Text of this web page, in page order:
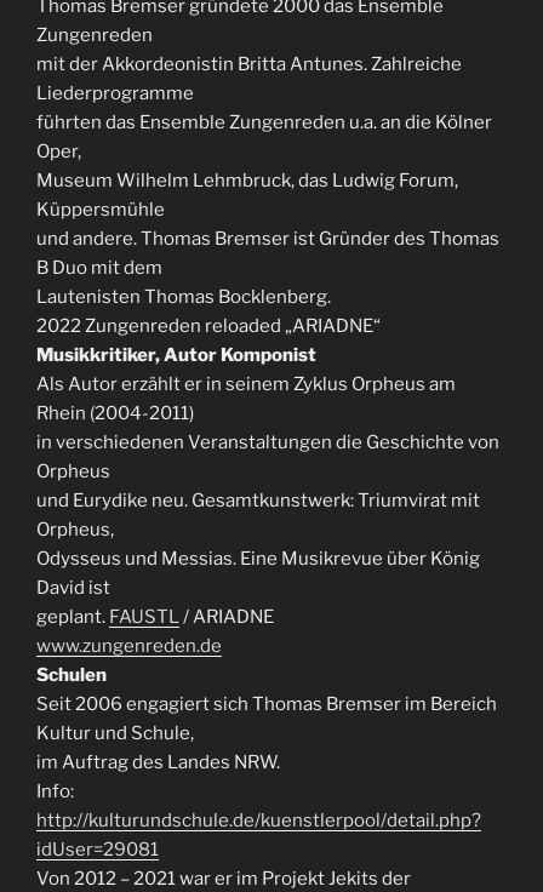
Thomas Bremser gründete 2000 das Ensemble
Zungenreden
mit der Akkordeonistin Britta Antunes. Zahlreiche
Liederprogramme
führten das Ensemble Zungenreden u.a. an die Kölner
Oper,
Museum Wilhelm Lehmbruck, das Ludwig Forum,
Küppersmühle
und andere. Thomas Bremser ist Gründer des Thomas
B Duo mit dem
Lautenisten Thomas Bocklenberg.
2022 Zungenreden reloaded „ARIADNE“
Musikkritiker, Autor Komponist
Als Autor erzählt er in seinem Zyklus Orpheus am
Rhein (2004-2011)
in verschiedenen Veranstaltungen die Geschichte von
Orpheus
und Eurydike neu. Gesamtkunstwerk: Triumvirat mit
Orpheus,
Odysseus und Messias. Eine Musikrevue über König
David ist
geplant. FAUSTL/ ARIADNE
www.zungenreden.de
Schulen
Seit 2006 engagiert sich Thomas Bremser im Bereich
Kultur und Schule,
im Auftrag des Landes NRW.
Info:
http://kulturundschule.de/kuenstlerpool/detail.php?
idUser=29081
Von 2012 – 2021 war er im Projekt Jekits der